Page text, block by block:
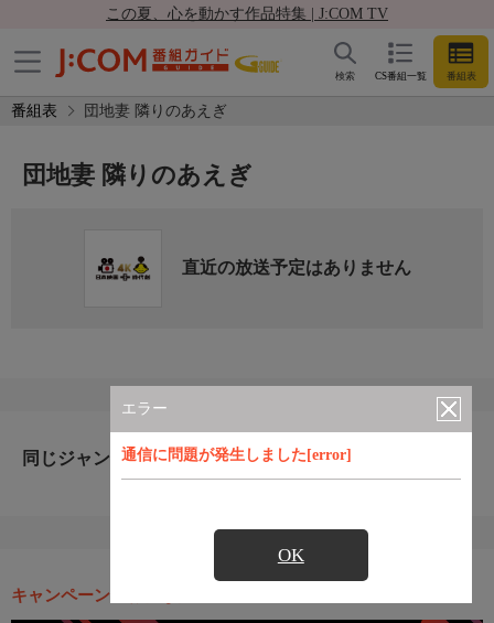
この夏、心を動かす作品特集 | J:COM TV
CS番組一覧 番組表
検索
番組表 団地妻 隣りのあえぎ
エラー
通信に問題が発生しました[error]
OK
団地妻 隣りのあえぎ
直近の放送予定はありません
同じジャンルのおすすめ番組
キャンペーン・お得な情報